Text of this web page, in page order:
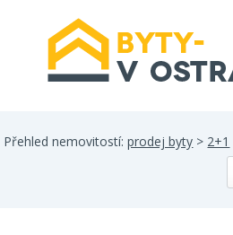
Přehled nemovitostí:prodej byty > 2+1